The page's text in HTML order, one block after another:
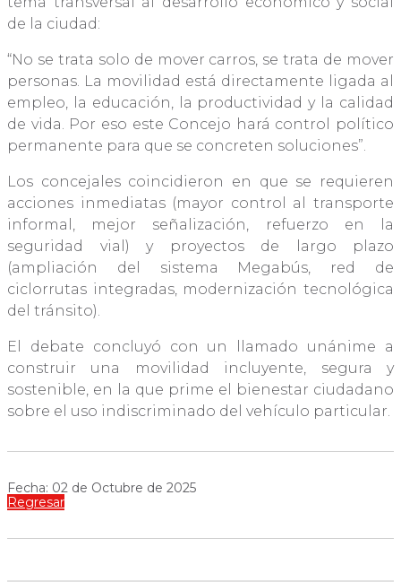
de la ciudad:
“No se trata solo de mover carros, se trata de mover
personas. La movilidad está directamente ligada al
empleo, la educación, la productividad y la calidad
de vida. Por eso este Concejo hará control político
permanente para que se concreten soluciones”.
Los concejales coincidieron en que se requieren
acciones inmediatas (mayor control al transporte
informal, mejor señalización, refuerzo en la
seguridad vial) y proyectos de largo plazo
(ampliación del sistema Megabús, red de
ciclorrutas integradas, modernización tecnológica
del tránsito).
El debate concluyó con un llamado unánime a
construir una movilidad incluyente, segura y
sostenible, en la que prime el bienestar ciudadano
sobre el uso indiscriminado del vehículo particular.
Fecha: 02 de Octubre de 2025
Regresar